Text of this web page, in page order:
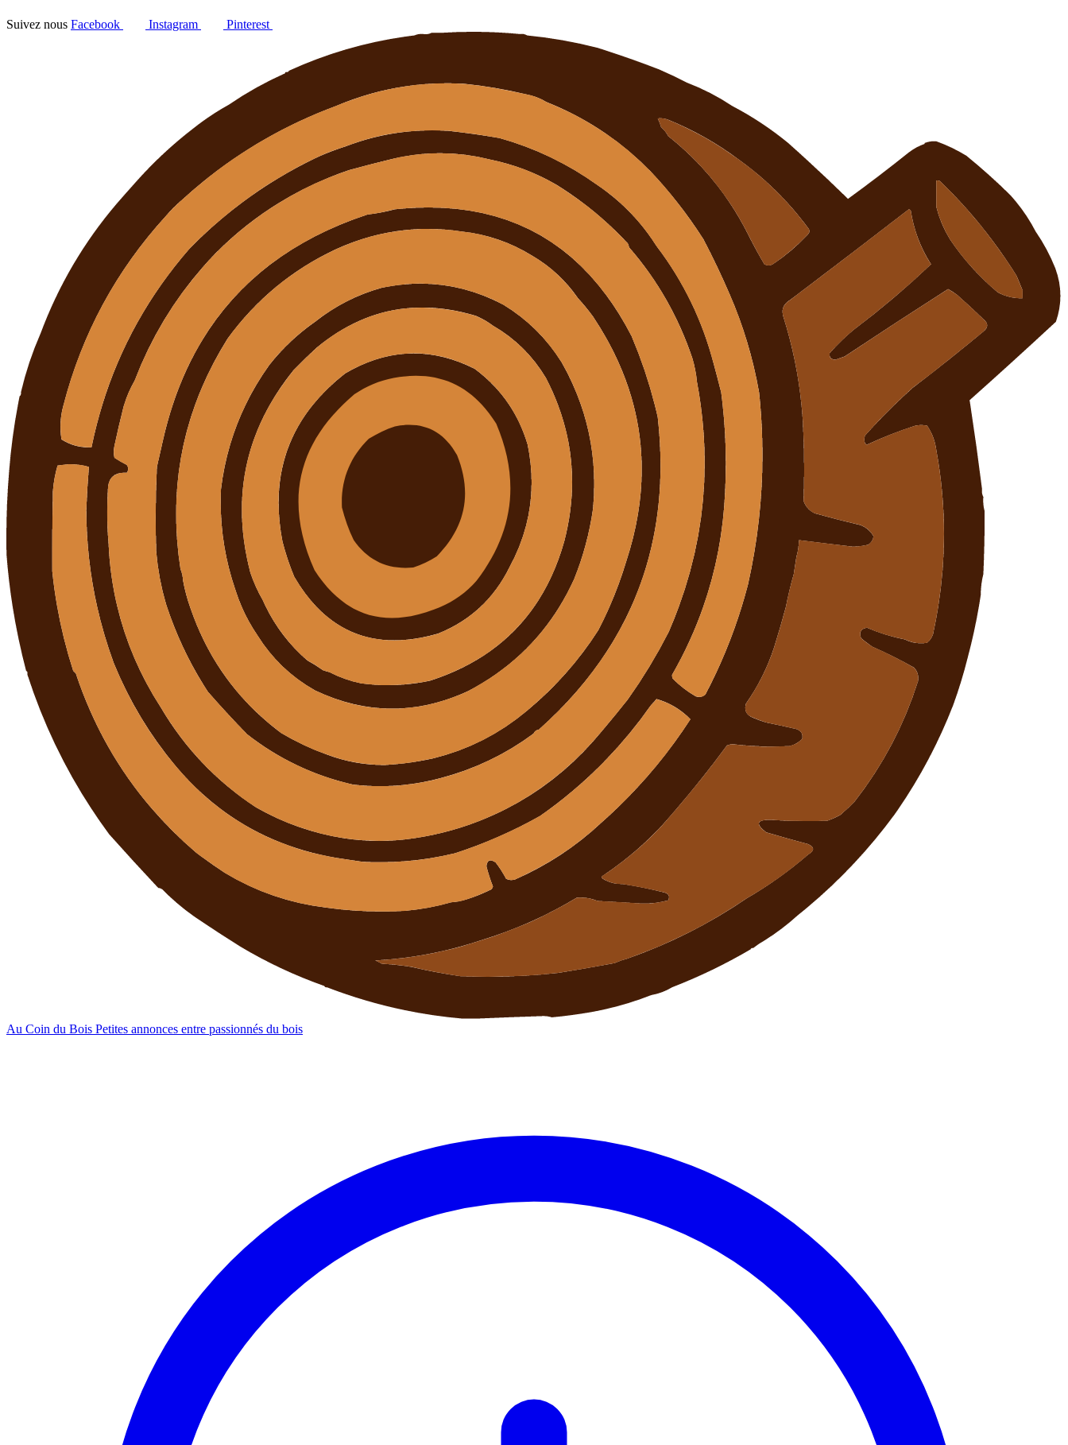
Suivez nous Facebook Instagram Pinterest
Au Coin du Bois Petites annonces entre passionnés du bois